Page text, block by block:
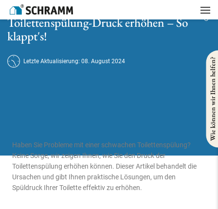
Startseite
Toilettenspülung-Druck erhöhen – So
klappt's!
Letzte Aktualisierung: 08. August 2024
Haben Sie Probleme mit einer schwachen Toilettenspülung?
Keine Sorge, wir zeigen Ihnen, wie Sie den Druck der
Toilettenspülung erhöhen können. Dieser Artikel behandelt die
Ursachen und gibt Ihnen praktische Lösungen, um den
Spüldruck Ihrer Toilette effektiv zu erhöhen.
Wie können wir Ihnen helfen?